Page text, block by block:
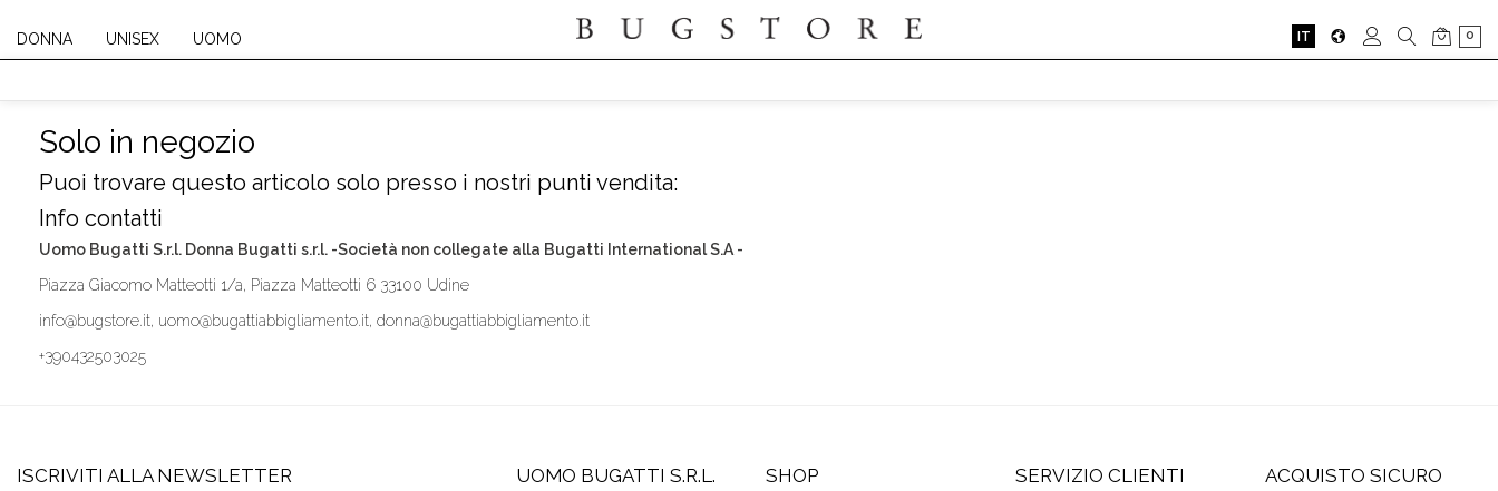
IT 0
DONNA UNISEX UOMO
Solo in negozio
Puoi trovare questo articolo solo presso i nostri punti vendita:
Info contatti
Uomo Bugatti S.r.l. Donna Bugatti s.r.l. -Società non collegate alla Bugatti International S.A -
Piazza Giacomo Matteotti 1/a, Piazza Matteotti 6 33100 Udine
info@bugstore.it, uomo@bugattiabbigliamento.it, donna@bugattiabbigliamento.it
+390432503025
ISCRIVITI ALLA NEWSLETTER
UOMO BUGATTI S.R.L.
SHOP SERVIZIO CLIENTI ACQUISTO SICURO